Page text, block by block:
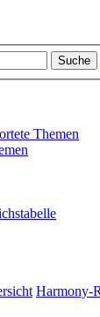
Suche
Themen
Harmony-